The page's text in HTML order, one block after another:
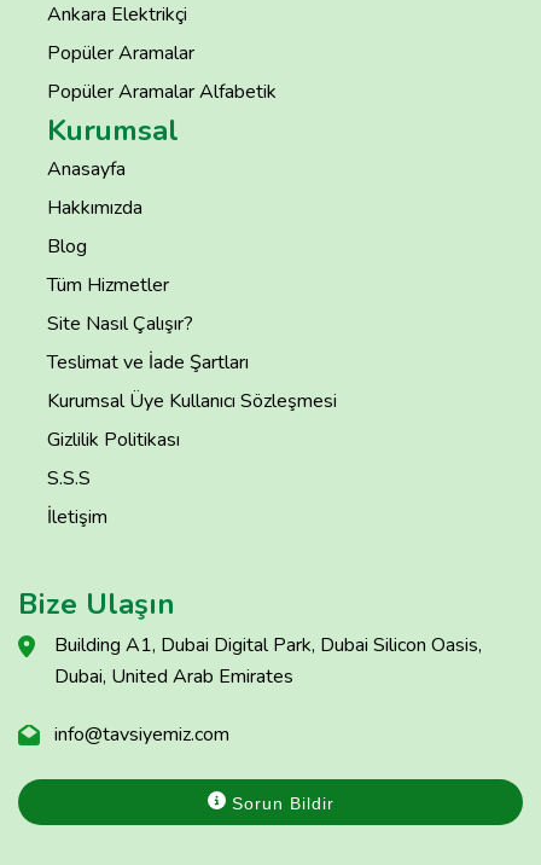
Ankara Elektrikçi
Popüler Aramalar
Popüler Aramalar Alfabetik
Kurumsal
Anasayfa
Hakkımızda
Blog
Tüm Hizmetler
Site Nasıl Çalışır?
Teslimat ve İade Şartları
Kurumsal Üye Kullanıcı Sözleşmesi
Gizlilik Politikası
S.S.S
İletişim
Bize Ulaşın
Building A1, Dubai Digital Park, Dubai Silicon Oasis,
Dubai, United Arab Emirates
info@tavsiyemiz.com
Sorun Bildir